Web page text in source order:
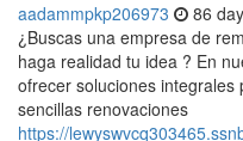
aadammpkp206973 86
¿Buscas una empresa de
haga realidad tu idea ? En
ofrecer soluciones
sencillas renovaciones
https://